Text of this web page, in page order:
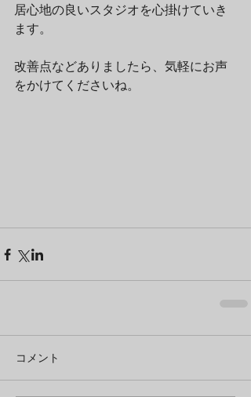
居心地の良いスタジオを心掛けていき
ます。
改善点などありましたら、気軽にお声
をかけてくださいね。
コメント